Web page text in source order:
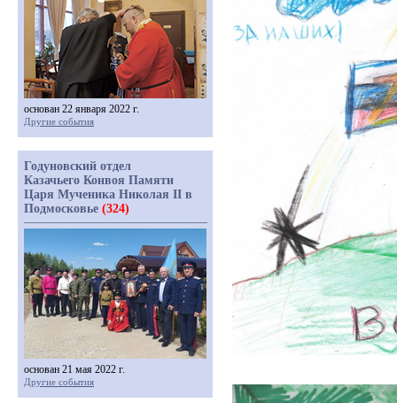
основан 22 января 2022 г.
Другие события
Годуновский отдел
Казачьего Конвоя Памяти
Царя Мученика Николая II в
Подмосковье (324)
основан 21 мая 2022 г.
Другие события